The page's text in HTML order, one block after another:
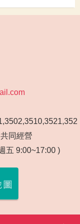
同經營
五 9:00~17:00 )